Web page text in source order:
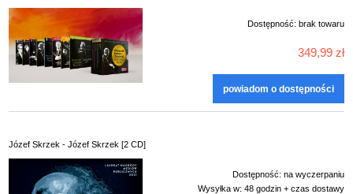
Dostępność: brak towaru
349,99 zł
powiadom o dostępności
Józef Skrzek - Józef Skrzek [2 CD]
Dostępność: na wyczerpaniu
Wysyłka w: 48 godzin + czas dostawy